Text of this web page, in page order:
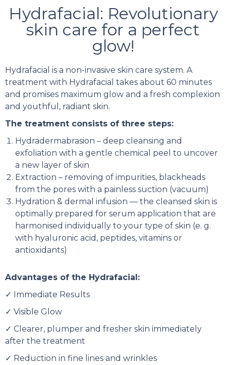
Hydrafacial: Revolutionary
skin care for a perfect
glow!
Hydrafacial is a non-invasive skin care system. A
treatment with Hydrafacial takes about 60 minutes
and promises maximum glow and a fresh complexion
and youthful, radiant skin.
The treatment consists of three steps:
Hydradermabrasion – deep cleansing and
exfoliation with a gentle chemical peel to uncover
a new layer of skin
Extraction – removing of impurities, blackheads
from the pores with a painless suction (vacuum)
Hydration & dermal infusion — the cleansed skin is
optimally prepared for serum application that are
harmonised individually to your type of skin (e. g.
with hyaluronic acid, peptides, vitamins or
antioxidants)
Advantages of the Hydrafacial:
✓ Immediate Results
✓ Visible Glow
✓ Clearer, plumper and fresher skin immediately
after the treatment
✓ Reduction in fine lines and wrinkles